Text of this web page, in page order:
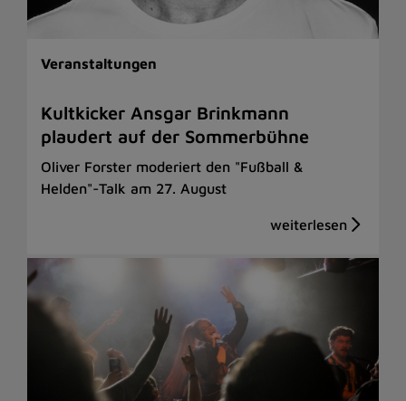
Veranstaltungen
Kultkicker Ansgar Brinkmann
plaudert auf der Sommerbühne
Oliver Forster moderiert den "Fußball &
Helden"-Talk am 27. August